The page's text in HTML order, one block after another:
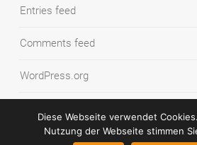
Entries feed
Comments feed
WordPress.org
© COPYRIGHT SYNNATSCHKE
Diese Webseite verwendet
Nutzung der Webseite stimmen